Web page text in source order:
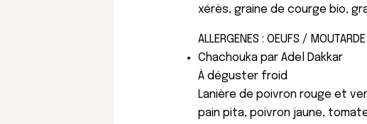
xérès, graine de courge bio,
ALLERGENES : OEUFS /
Chachouka par Adel Dakkar
À déguster froid
Lanière de poivron rouge et
pain pita, poivron jaune,